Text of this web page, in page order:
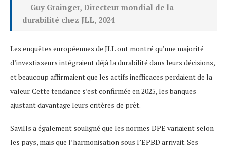
— Guy Grainger, Directeur mondial de la
durabilité chez JLL, 2024
Les enquêtes européennes de JLL ont montré qu’une majorité
d’investisseurs intégraient déjà la durabilité dans leurs décisions,
et beaucoup affirmaient que les actifs inefficaces perdaient de la
valeur. Cette tendance s’est confirmée en 2025, les banques
ajustant davantage leurs critères de prêt.
Savills a également souligné que les normes DPE variaient selon
les pays, mais que l’harmonisation sous l’EPBD arrivait. Ses